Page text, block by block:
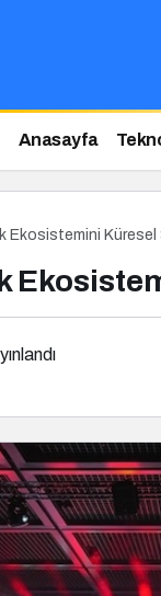
Anasayfa
Ekosistemini Küresel